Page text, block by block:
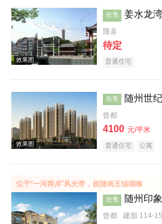
效果图
在售 姜水龙
随县
待定
普通住宅
在售 随州世
曾都
4100 元/平米
普通住宅 公寓
位于“一河两岸”风光带，扼随南五镇咽喉
在售 随州印象
曾都 建面 114-